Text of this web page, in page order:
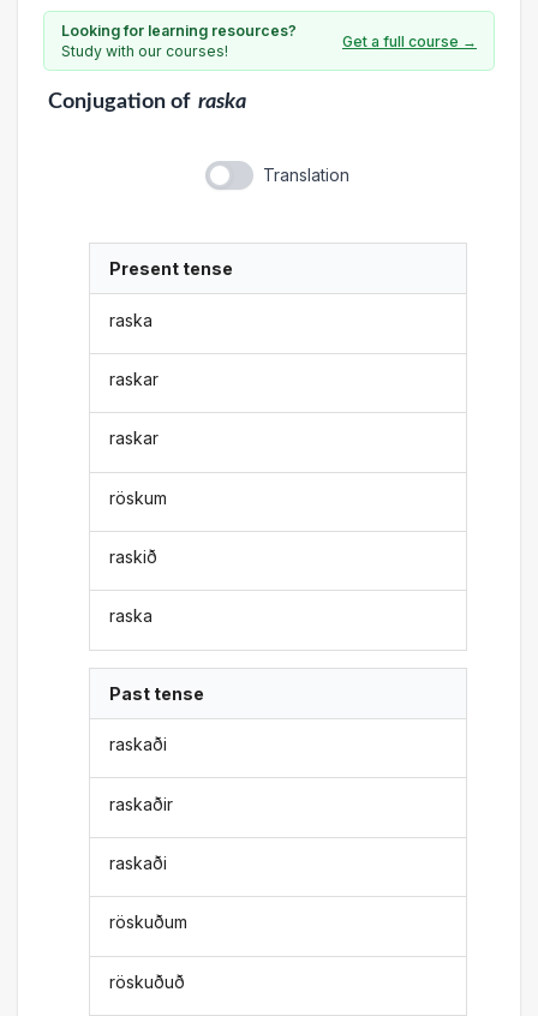
Looking for learning resources?
Study with our courses!
Get a full course →
Conjugationof raska
Translation
Present tense
raska
raskar
raskar
röskum
raskið
raska
Past tense
raskaði
raskaðir
raskaði
röskuðum
röskuðuð